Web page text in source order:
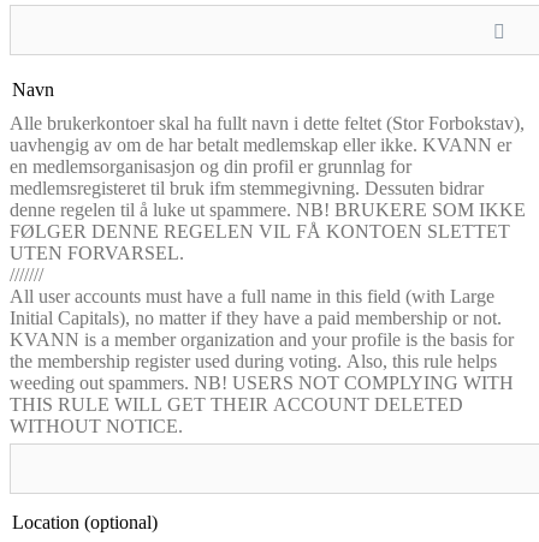
Navn
Alle brukerkontoer skal ha fullt navn i dette feltet (Stor Forbokstav),
uavhengig av om de har betalt medlemskap eller ikke. KVANN er
en medlemsorganisasjon og din profil er grunnlag for
medlemsregisteret til bruk ifm stemmegivning. Dessuten bidrar
denne regelen til å luke ut spammere. NB! BRUKERE SOM IKKE
FØLGER DENNE REGELEN VIL FÅ KONTOEN SLETTET
UTEN FORVARSEL.
///////
All user accounts must have a full name in this field (with Large
Initial Capitals), no matter if they have a paid membership or not.
KVANN is a member organization and your profile is the basis for
the membership register used during voting. Also, this rule helps
weeding out spammers. NB! USERS NOT COMPLYING WITH
THIS RULE WILL GET THEIR ACCOUNT DELETED
WITHOUT NOTICE.
Location (optional)